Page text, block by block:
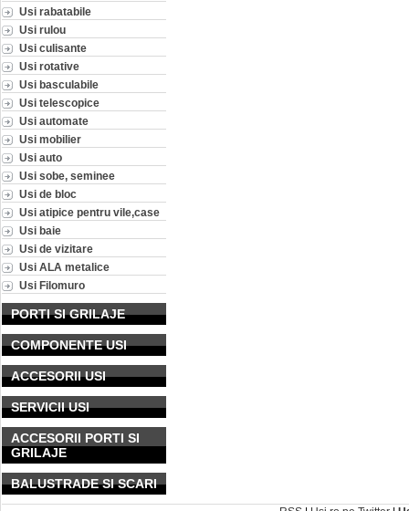
Usi rabatabile
Usi rulou
Usi culisante
Usi rotative
Usi basculabile
Usi telescopice
Usi automate
Usi mobilier
Usi auto
Usi sobe, seminee
Usi de bloc
Usi atipice pentru vile,case
Usi baie
Usi de vizitare
Usi ALA metalice
Usi Filomuro
PORTI SI GRILAJE
COMPONENTE USI
ACCESORII USI
SERVICII USI
ACCESORII PORTI SI
GRILAJE
BALUSTRADE SI SCARI